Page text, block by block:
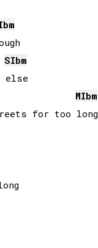
m
SIbm
else
MIbm
for too long